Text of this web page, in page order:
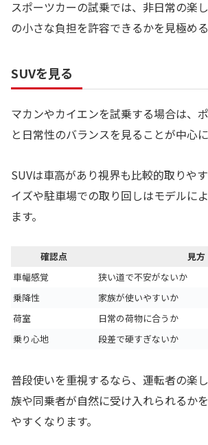
スポーツカーの試乗では、非日常の楽
の小さな負担を許容できるかを見極める
SUVを見る
マカンやカイエンを試乗する場合は、
と日常性のバランスを見ることが中心に
SUVは車高があり視界も比較的取りや
イズや駐車場での取り回しはモデルに
ます。
確認点
見方
車幅感覚
狭い道で不安がないか
乗降性
家族が使いやすいか
荷室
日常の荷物に合うか
乗り心地
段差で硬すぎないか
普段使いを重視するなら、運転者の楽
族や同乗者が自然に受け入れられるか
やすくなります。